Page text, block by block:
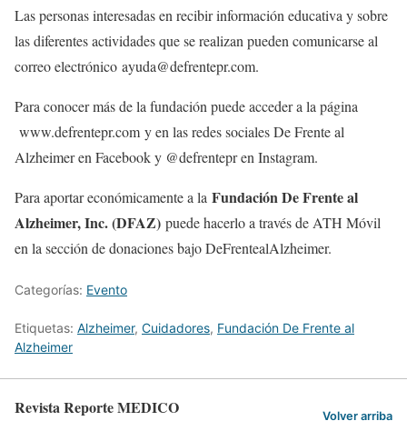
Las personas interesadas en recibir información educativa y sobre
las diferentes actividades que se realizan pueden comunicarse al
correo electrónico ayuda@defrentepr.com.
Para conocer más de la fundación puede acceder a la página
www.defrentepr.com y en las redes sociales De Frente al
Alzheimer en Facebook y @defrentepr en Instagram.
Para aportar económicamente a la Fundación De Frente al
Alzheimer, Inc. (DFAZ) puede hacerlo a través de ATH Móvil
en la sección de donaciones bajo DeFrentealAlzheimer.
Categorías: Evento
Etiquetas: Alzheimer, Cuidadores, Fundación De Frente al
Alzheimer
Revista Reporte MEDICO Volver arriba